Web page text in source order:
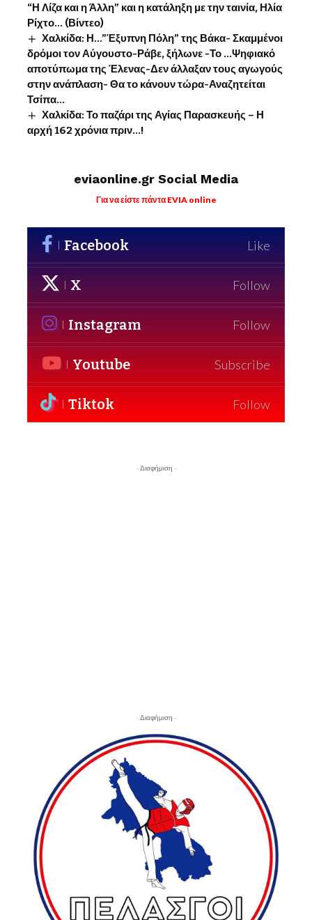
“Η Λίζα και η Άλλη” και η κατάληξη με την ταινία, Ηλία
Ρίχτο… (Βίντεο)
Χαλκίδα: Η…”Έξυπνη Πόλη” της Βάκα- Σκαμμένοι
δρόμοι τον Αύγουστο-Ράβε, ξήλωνε -Το …Ψηφιακό
αποτύπωμα της Έλενας-Δεν άλλαξαν τους αγωγούς
στην ανάπλαση- Θα το κάνουν τώρα-Αναζητείται
Τσίπα…
Χαλκίδα: Το παζάρι της Αγίας Παρασκευής – Η
αρχή 162 χρόνια πριν…!
eviaonline.gr Social Media
Για να είστε πάντα EVIA online
Facebook Like
X Follow
Instagram Follow
Youtube Subscribe
Tiktok Follow
- Διαφήμιση -
- Διαφήμιση -